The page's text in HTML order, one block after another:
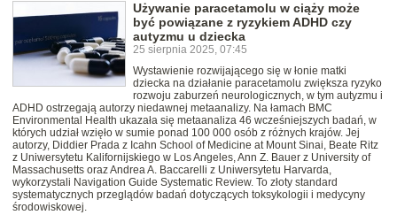
Używanie paracetamolu w ciąży może
być powiązane z ryzykiem ADHD czy
autyzmu u dziecka
25 sierpnia 2025, 07:45
Wystawienie rozwijającego się w łonie matki
dziecka na działanie paracetamolu zwiększa ryzyko
rozwoju zaburzeń neurologicznych, w tym autyzmu i
ADHD ostrzegają autorzy niedawnej metaanalizy. Na łamach BMC
Environmental Health ukazała się metaanaliza 46 wcześniejszych badań, w
których udział wzięło w sumie ponad 100 000 osób z różnych krajów. Jej
autorzy, Diddier Prada z Icahn School of Medicine at Mount Sinai, Beate Ritz
z Uniwersytetu Kalifornijskiego w Los Angeles, Ann Z. Bauer z University of
Massachusetts oraz Andrea A. Baccarelli z Uniwersytetu Harvarda,
wykorzystali Navigation Guide Systematic Review. To złoty standard
systematycznych przeglądów badań dotyczących toksykologii i medycyny
środowiskowej.